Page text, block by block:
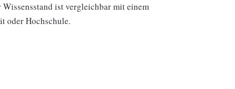
ist vergleichbar mit einem
oder Hochschule.